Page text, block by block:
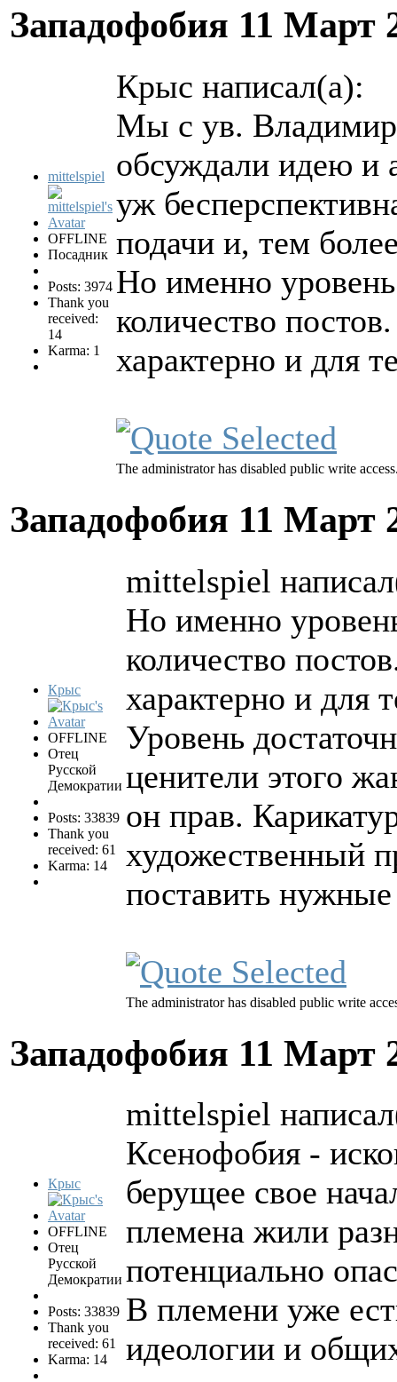
Западофобия 11 Март
mittelspiel
OFFLINE
Посадник
Posts: 3974
Thank you
received:
14
Karma: 1
Крыс написал(а):
Мы с ув.
обсуждали идею и
уж
подачи и, тем
Но именно
количество
характерно и для
The administrator has disabled public write
Западофобия 11 Март
Крыс
OFFLINE
Отец
Русской
Демократии
Posts: 33839
Thank you
received: 61
Karma: 14
mittelspiel
Но именно
количество
характерно и для
Уровень
ценители этого
он прав.
художественный
поставить
The administrator has disabled public write
Западофобия 11 Март
Крыс
OFFLINE
Отец
Русской
Демократии
Posts: 33839
Thank you
received: 61
Karma: 14
mittelspiel
Ксенофобия -
берущее свое
племена жили
потенциально
В племени уже
идеологии и